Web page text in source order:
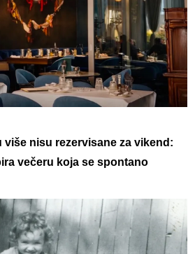
više nisu rezervisane za vikend:
večeru koja se spontano